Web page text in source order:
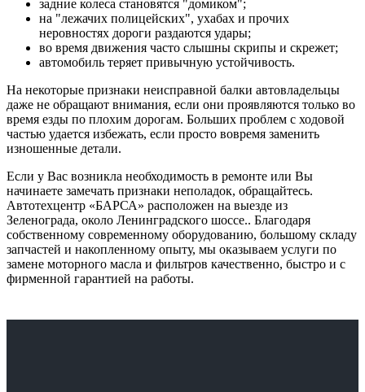
задние колеса становятся "домиком";
на "лежачих полицейских", ухабах и прочих
неровностях дороги раздаются удары;
во время движения часто слышны скрипы и скрежет;
автомобиль теряет привычную устойчивость.
На некоторые признаки неисправной балки автовладельцы
даже не обращают внимания, если они проявляются только во
время езды по плохим дорогам. Больших проблем с ходовой
частью удается избежать, если просто вовремя заменить
изношенные детали.
Если у Вас возникла необходимость в ремонте или Вы
начинаете замечать признаки неполадок, обращайтесь.
Автотехцентр «БАРСА» расположен на выезде из
Зеленограда, около Ленинградского шоссе.. Благодаря
собственному современному оборудованию, большому складу
запчастей и накопленному опыту, мы оказываем услуги по
замене моторного масла и фильтров качественно, быстро и с
фирменной гарантией на работы.